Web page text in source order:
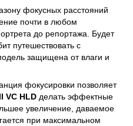
фокусных расстояний
почти в любом
до репортажа. Будет
путешествовать с
защищена от влаги и
фокусировки позволяет
VC HLD делать эффектные
увеличение, даваемое
при максимальном